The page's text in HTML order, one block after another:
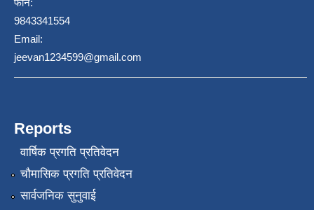
फोन:
9843341554
Email:
jeevan1234599@gmail.com
Reports
वार्षिक प्रगति प्रतिवेदन
चौमासिक प्रगति प्रतिवेदन
सार्वजनिक सुनुवाई